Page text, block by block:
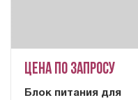
Цена по запросу
Блок питания для